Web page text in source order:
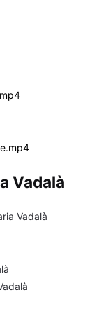
Vadalà
Vadalà